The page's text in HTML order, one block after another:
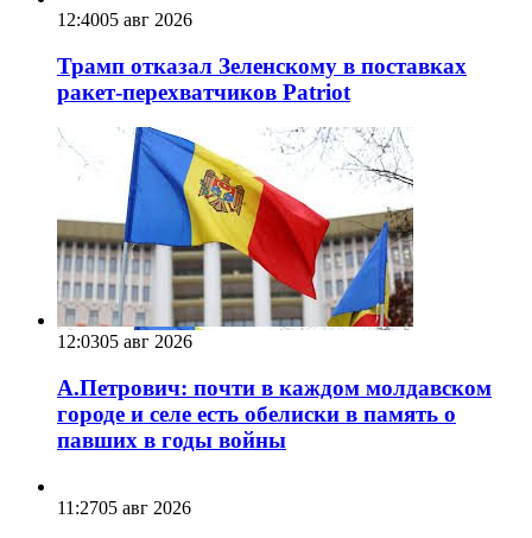
12:4005 авг 2026
Трамп отказал Зеленскому в поставках
ракет-перехватчиков Patriot
12:0305 авг 2026
А.Петрович: почти в каждом молдавском
городе и селе есть обелиски в память о
павших в годы войны
11:2705 авг 2026